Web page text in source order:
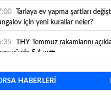
kurallar yürürlüğe girdi
için yeni kurallar neler?
yüzde 5,4 arttı
Piyasaların beklediği veri geldi: ABD tarım
istihdam rakamları açıklandı
HABERLERİ